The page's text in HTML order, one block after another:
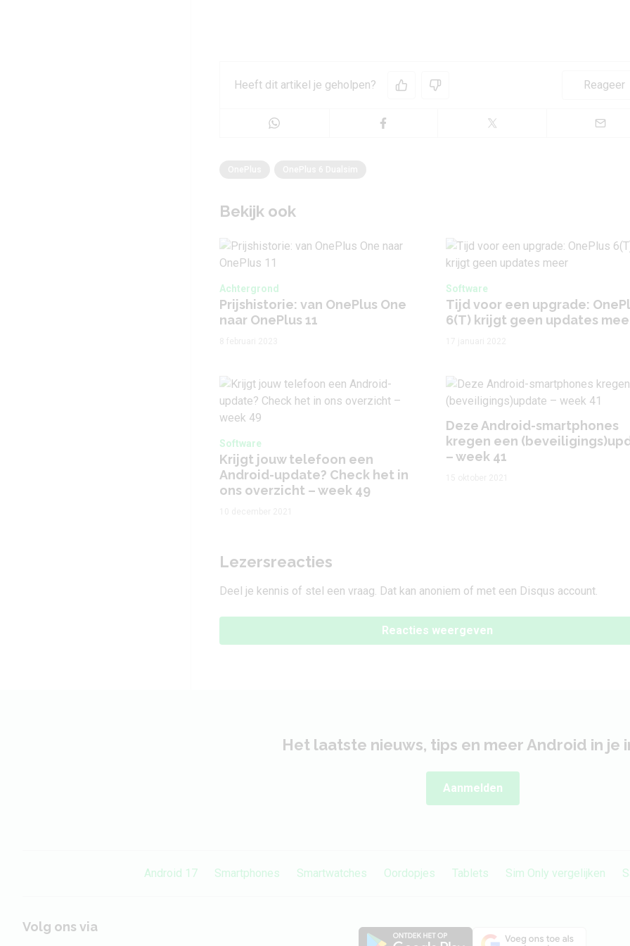
Heeft dit artikel je geholpen? Reageer
Bekijk ook
Achtergrond
Prijshistorie: van OnePlus One
naar OnePlus 11
Software
Tijd voor een upgrade:
6(T) krijgt geen updates
Software
Krijgt jouw telefoon een
Android-update? Check het in
ons overzicht – week 49
Deze Android-smartphones
kregen een
– week 41
Lezersreacties
Deel je kennis of stel een vraag. Dat kan anoniem of met een Disqus account.
Reacties weergeven
Het laatste nieuws, tips en meer Android in je
Aanmelden
Android 17 Smartphones Smartwatches Oordopjes Tablets Sim Only vergelijken
Volg ons via